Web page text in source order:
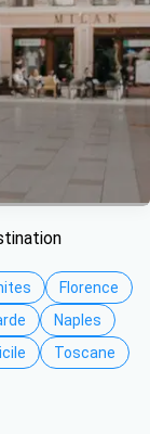
Florence
Naples
Toscane